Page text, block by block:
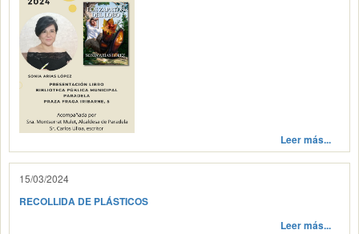
Leer más...
15/03/2024
RECOLLIDA DE PLÁSTICOS
Leer más...